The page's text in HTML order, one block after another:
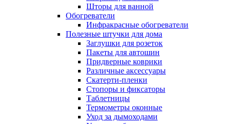
Шторы для ванной
Обогреватели
Инфракрасные обогреватели
Полезные штучки для дома
Заглушки для розеток
Пакеты для автошин
Придверные коврики
Различные аксессуары
Скатерти-пленки
Стопоры и фиксаторы
Таблетницы
Термометры оконные
Уход за дымоходами